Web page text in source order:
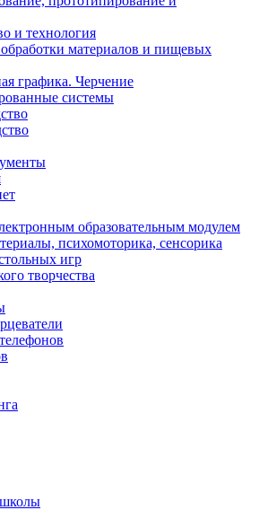
и технология
материалов и пищевых
графика. Черчение
системы
образовательным модулем
психомоторика, сенсорика
игр
творчества